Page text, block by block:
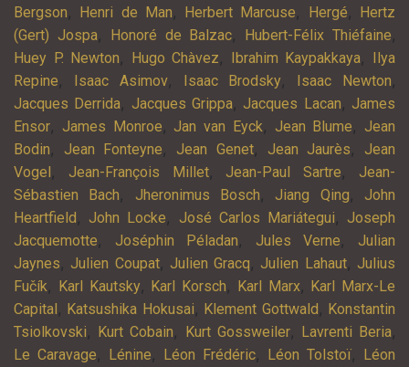
Bergson, Henri de Man, Herbert Marcuse, Hergé,
Hertz
(Gert) Jospa, Honoré de Balzac, Hubert-Félix Thiéfaine,
Huey P. Newton, Hugo Chàvez, Ibrahim Kaypakkaya,
Ilya
Repine, Isaac Asimov, Isaac Brodsky, Isaac Newton,
Jacques Derrida, Jacques Grippa, Jacques Lacan, James
Ensor, James Monroe, Jan van Eyck, Jean Blume, Jean
Bodin, Jean Fonteyne, Jean Genet, Jean Jaurès, Jean
Vogel , Jean-François Millet, Jean-Paul Sartre, Jean-
Sébastien Bach, Jheronimus Bosch, Jiang Qing, John
Heartfield , John Locke, José Carlos Mariátegui, Joseph
Jacquemotte, Joséphin Péladan, Jules Verne, Julian
Jaynes, Julien Coupat, Julien Gracq, Julien Lahaut, Julius
Fučík, Karl Kautsky, Karl Korsch, Karl Marx, Karl Marx-Le
Capital , Katsushika Hokusai, Klement Gottwald , Konstantin
Tsiolkovski, Kurt Cobain, Kurt Gossweiler, Lavrenti Beria,
Le Caravage, Lénine, Léon Frédéric, Léon Tolstoï,
Léon